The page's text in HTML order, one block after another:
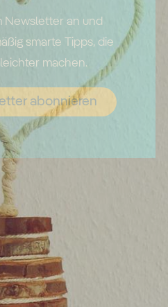
Newsletter an und
smarte Tipps, die
machen.
abonnieren